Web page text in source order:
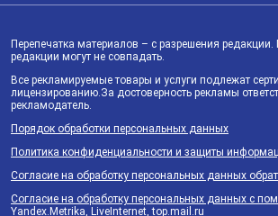
Перепечатка материалов – с разрешения
редакции могут не совпадать.
Все рекламируемые товары и услуги подлежат
лицензированию.За достоверность рекламы
рекламодатель.
Порядок обработки персональных данных
Политика конфиденциальности и защиты
Согласие на обработку персональных данных
Согласие на обработку персональных данных с
Yandex.Metrika, LiveInternet, top.mail.ru